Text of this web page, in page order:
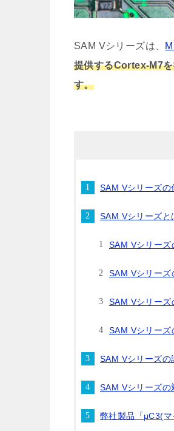
SAM Vシリーズは、
提供するCortex-M7
す。
SAM Vシリーズの
SAM Vシリーズと
SAM Vシリーズ
SAM Vシリー
SAM Vシリーズ
SAM Vシリーズ
SAM Vシリーズの
SAM Vシリーズの
弊社製品「μC3(